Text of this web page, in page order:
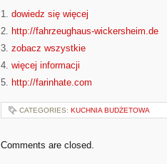
1. dowiedz się więcej
2. http://fahrzeughaus-wickersheim.de
3. zobacz wszystkie
4. więcej informacji
5. http://farinhate.com
CATEGORIES: KUCHNIA BUDŻETOWA
Comments are closed.